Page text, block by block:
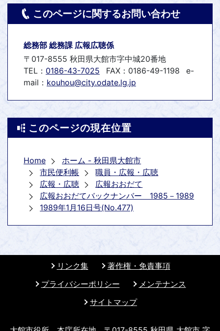
このページに関するお問い合わせ
総務部 総務課 広報広聴係
〒017-8555 秋田県大館市字中城20番地
TEL： 0186-43-7025 FAX：0186-49-1198
e-
mail： kouhou@city.odate.lg.jp
このページの現在位置
Home
ホーム - 秋田県大館市
市民便利帳
職員・広報・広聴
広報・広聴
広報おおだて
広報おおだてバックナンバー 1985－1989
1989年1月16日号(No.477)
リンク集
著作権・免責事項
プライバシーポリシー
メンテナンス
サイトマップ